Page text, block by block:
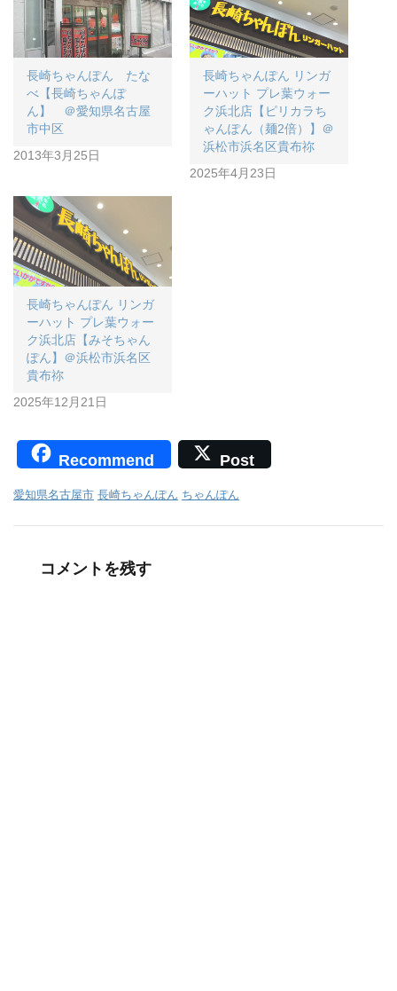
長崎ちゃんぽん たな
べ【長崎ちゃんぽ
ん】 ＠愛知県名古屋
市中区
2013年3月25日
長崎ちゃんぽん リンガ
ーハット プレ葉ウォー
ク浜北店【ピリカラち
ゃんぽん（麺2倍）】＠
浜松市浜名区貴布祢
2025年4月23日
長崎ちゃんぽん リンガ
ーハット プレ葉ウォー
ク浜北店【みそちゃん
ぽん】＠浜松市浜名区
貴布祢
2025年12月21日
Recommend Post
愛知県名古屋市 長崎ちゃんぽん ちゃんぽん
コメントを残す